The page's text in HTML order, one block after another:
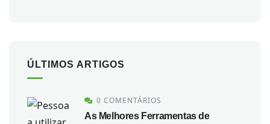
ÚLTIMOS ARTIGOS
0 COMENTÁRIOS
As Melhores Ferramentas de